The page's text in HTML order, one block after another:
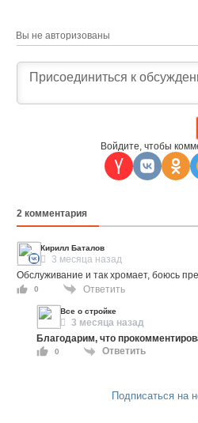
Вы не авторизованы
Войдите, чтобы
2 комментария
Кирилл Баталов
3 месяца назад
Обслуживание и так хромает, боюсь
0 Ответить
Все о стройке
3 месяца назад
Благодарим, что
0 Ответить
Подписаться на